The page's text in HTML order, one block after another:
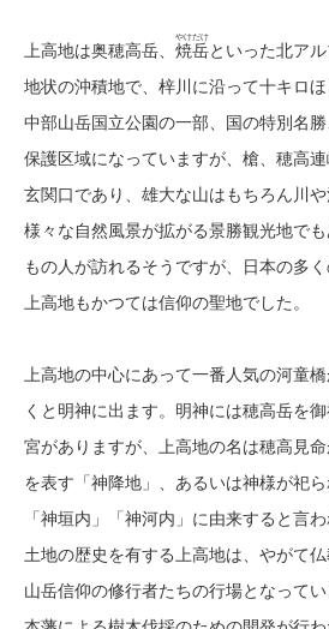
上高地は奥穂高岳、 焼岳
やけだけ
といった北ア
地状の沖積地で、梓川に沿って十キロほ
中部山岳国立公園の一部、国の特別名
保護区域になっていますが、 槍、穂高
玄関口であり、雄大な山はもちろん川
様々な自然風景が拡がる景勝観光地で
もの人が訪れるそうですが、日本の多
上高地もかつては信仰の聖地でした。
上高地の中心にあって一番人気の河童
くと明神に出ます。明神には穂高岳を
宮がありますが、上高地の名は穂高見
を表す「神降地」、あるいは神様が祀
「神垣内」「神河内」に由来すると言
土地の歴史を有する上高地は、やがて
山岳信仰の修行者たちの行場となって